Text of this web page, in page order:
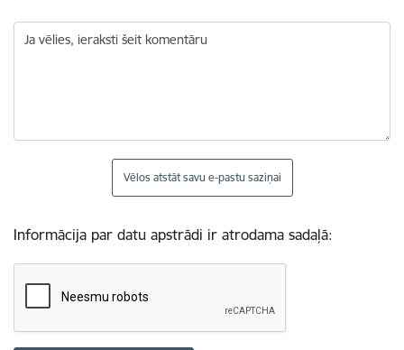
Ja vēlies, ieraksti šeit komentāru
Vēlos atstāt savu e-pastu saziņai
Informācija par datu apstrādi ir atrodama sadaļā: